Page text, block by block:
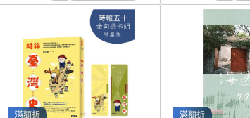
滿額折 滿額折